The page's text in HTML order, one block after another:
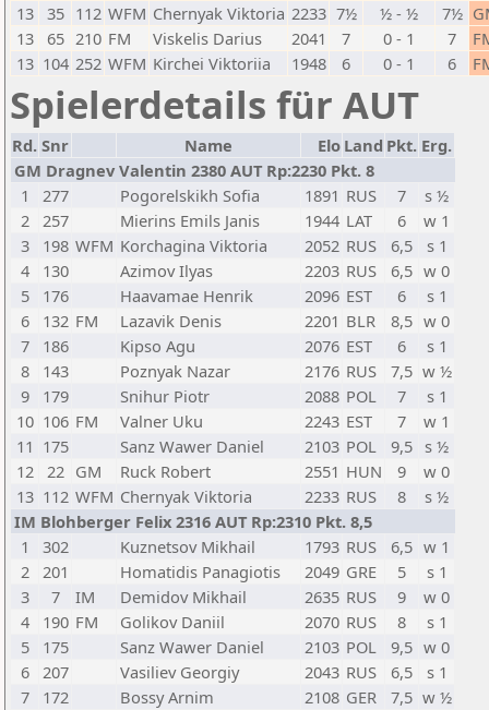
13 35 112 WFM Chernyak Viktoria 2233 7½ ½ - ½ 7½
13 65 210 FM Viskelis Darius 2041 7 0 - 1 7
13 104 252 WFM Kirchei Viktoriia 1948 6 0 - 1 6
Spielerdetails für AUT
Rd. Snr Name Elo Land Pkt. Erg.
GM Dragnev Valentin 2380 AUT Rp:2230 Pkt. 8
1
277 Pogorelskikh Sofia 1891 RUS 7
s ½
2 257 Mierins Emils Janis 1944 LAT 6
w 1
3
198 WFM Korchagina Viktoria 2052 RUS 6,5
s 1
4
130 Azimov Ilyas 2203 RUS 6,5 w 0
5
176 Haavamae Henrik 2096 EST 6
s 1
6
132 FM Lazavik Denis 2201 BLR 8,5 w 0
7
186 Kipso Agu 2076 EST 6
s 1
8
143 Poznyak Nazar 2176 RUS 7,5 w ½
9
179 Snihur Piotr 2088 POL 7
s 1
10 106 FM Valner Uku 2243 EST 7
w 1
11 175 Sanz Wawer Daniel 2103 POL 9,5 s ½
12 22 GM Ruck Robert 2551 HUN 9
w 0
13 112 WFM Chernyak Viktoria 2233 RUS 8
s ½
IM Blohberger Felix 2316 AUT Rp:2310 Pkt. 8,5
1
302 Kuznetsov Mikhail 1793 RUS 6,5 w 1
2 201 Homatidis Panagiotis 2049 GRE 5
s 1
3
7 IM Demidov Mikhail 2635 RUS 9
w 0
4
190 FM Golikov Daniil 2070 RUS 8
s 1
5
175 Sanz Wawer Daniel 2103 POL 9,5 w 0
6 207 Vasiliev Georgiy 2043 RUS 6,5
s 1
7
172 Bossy Arnim 2108 GER 7,5 w ½